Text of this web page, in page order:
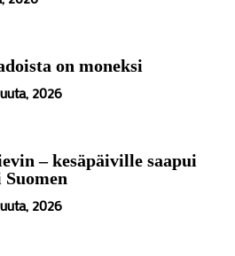
on moneksi
2026
– kesäpäiville saapui
2026